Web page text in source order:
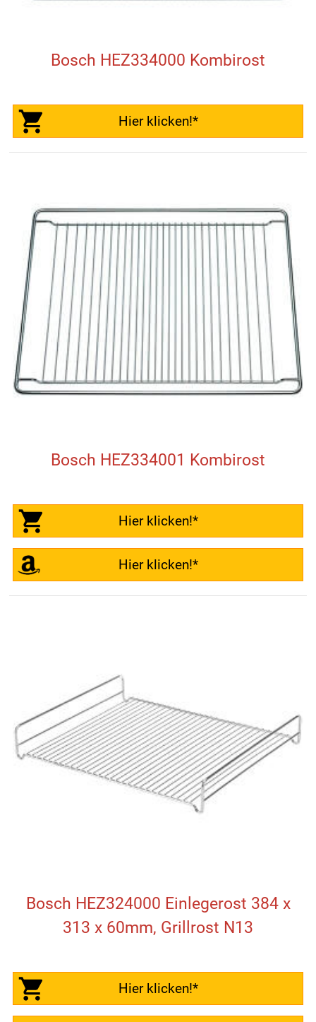
Bosch HEZ334000 Kombirost
Hier klicken!*
Bosch HEZ334001 Kombirost
Hier klicken!*
Hier klicken!*
Bosch HEZ324000 Einlegerost 384 x
313 x 60mm, Grillrost N13
Hier klicken!*